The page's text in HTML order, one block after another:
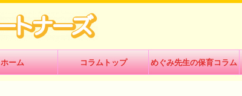
ホーム コラムトップ めぐみ先生の保育コラム